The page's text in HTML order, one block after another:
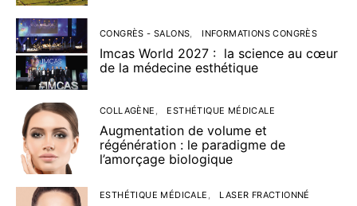
CONGRÈS - SALONS INFORMATIONS CONGRÈS
Imcas World 2027 : la science au cœur
de la médecine esthétique
COLLAGÈNE ESTHÉTIQUE MÉDICALE
Augmentation de volume et
régénération : le paradigme de
l’amorçage biologique
ESTHÉTIQUE MÉDICALE LASER FRACTIONNÉ